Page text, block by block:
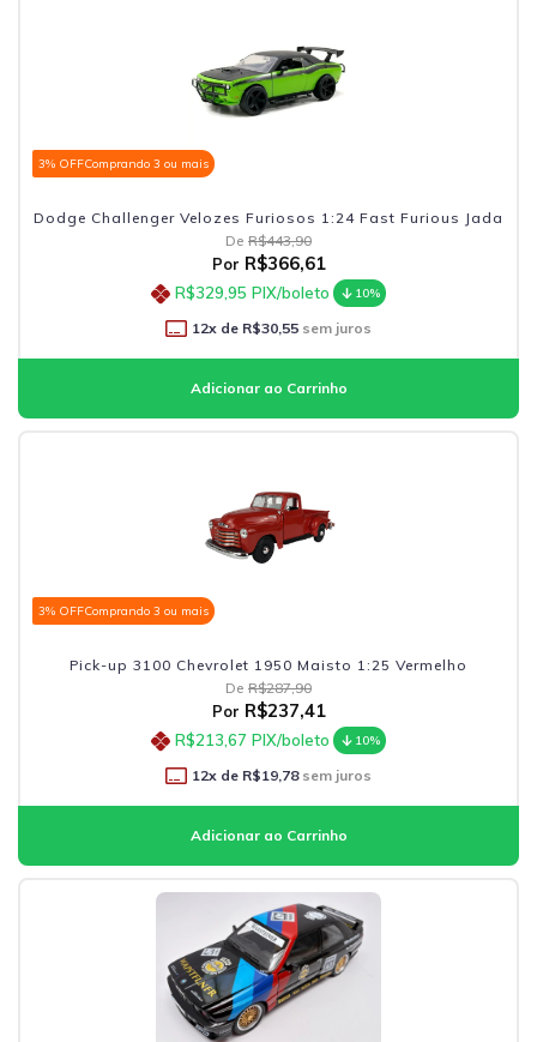
3% OFFComprando 3 ou mais
Dodge Challenger Velozes Furiosos 1:24 Fast Furious Jada
De R$443,90
Por R$366,61
R$329,95 PIX/boleto 10%
12x de R$30,55 sem juros
3% OFFComprando 3 ou mais
Pick-up 3100 Chevrolet 1950 Maisto 1:25 Vermelho
De R$287,90
Por R$237,41
R$213,67 PIX/boleto 10%
12x de R$19,78sem juros